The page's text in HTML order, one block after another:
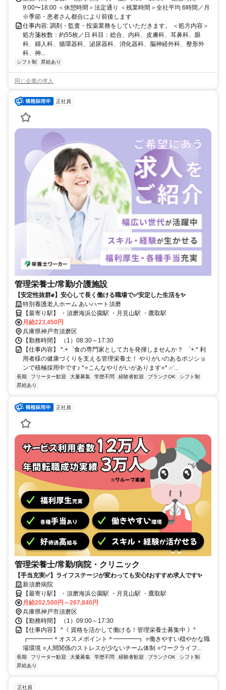
9:00〜18:00 ＜休憩時間＞法定通り ＜残業時間＞全社平均 6時間／月
※季節・患者さん都合により前後します
仕事内容: 調剤・監査・投薬業務をしていただきます。 ＜処方内容＞
処方箋枚数：約55枚／日 科目：総合、内科、皮膚科、耳鼻科、眼
科、婦人科、循環器科、泌尿器科、消化器科、脳神経外科、整形外
科、神...
シフト制 昇給あり
同じ企業の求人
正社員
管理栄養士/常勤/介護施設
【安定性抜群✊️】安心して長く働ける職場で✅️安定した生活を✨
特別養護老人ホーム あいハート須磨
【最寄り駅】 ・須磨海浜公園駅 ・月見山駅 ・鷹取駅
月給223,450円
兵庫県神戸市須磨区
【勤務時間】 （1）08:30～17:30
【仕事内容】 *.+゜食の専門家として力を発揮しませんか？ ゜+.* 利
用者様の健康づくりを支える管理栄養士！ やりがいのあるポジショ
ンで積極採用中です♪ *⭐️こんなやりがいがあります⭐️* ✅️...
長期 フリーター歓迎 大量募集 学歴不問 経験者歓迎 ブランクOK
シフト制
昇給あり
正社員
管理栄養士/常勤/病院・クリニック
【手当充実✅️】ライフステージが変わっても安心❗️おすすめ求人です✨
新須磨病院
【最寄り駅】 ・須磨海浜公園駅 ・月見山駅 ・鷹取駅
月給202,500円～267,840円
兵庫県神戸市須磨区
【勤務時間】 （1）09:00～17:30
【仕事内容】 *《 資格を活かして働ける！管理栄養士募集中 》*
┏━━━━＊オススメポイント＊━━━━┓ ⭐️働きやすい穏やかな職
場環境 ⭐️人間関係のストレスが少ないチーム体制 ⭐️ワークライフ...
長期 フリーター歓迎 大量募集 学歴不問 経験者歓迎 ブランクOK
シフト制
昇給あり
正社員